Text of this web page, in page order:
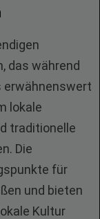
das während
erwähnenswert
lokale
traditionelle
Die
für
und bieten
Kultur